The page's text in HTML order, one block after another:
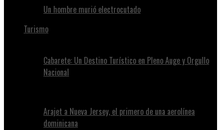
Un hombre murió electrocutado
Turismo
Cabarete: Un Destino Turístico en Pleno Auge y Orgullo
Nacional
Arajet a Nueva Jersey, el primero de una aerolínea
dominicana